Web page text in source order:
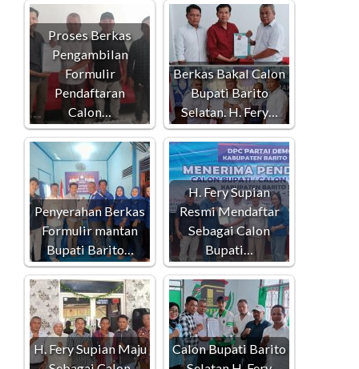
Proses Berkas
Pengambilan
Formulir
Pendaftaran
Calon…
Berkas Bakal Calon
Bupati Barito
Selatan. H. Fery…
Penyerahan Berkas
Formulir mantan
Bupati Barito…
H. Fery Supian
Resmi Mendaftar
Sebagai Calon
Bupati…
H. Fery Supian Maju
Calon Bupati Barito